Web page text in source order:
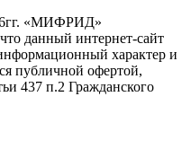
«МИФРИД»
данный интернет-сайт
характер и
публичной офертой,
437 п.2 Гражданского